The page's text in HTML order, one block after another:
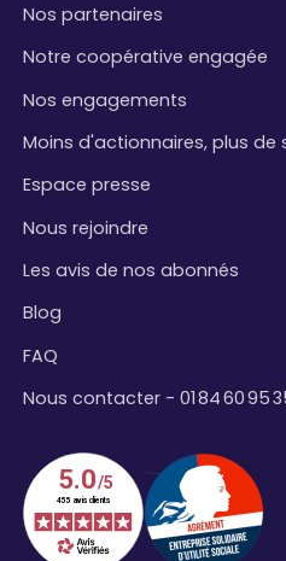
Nos partenaires
Notre coopérative engagée
Nos engagements
Moins d'actionnaires, plus de
Espace presse
Nous rejoindre
Les avis de nos abonnés
Blog
FAQ
Nous contacter - 01 84 60 95